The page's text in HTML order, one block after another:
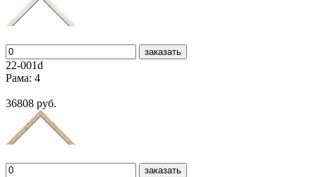
заказать
22-001d
Рама: 4
36808 руб.
заказать